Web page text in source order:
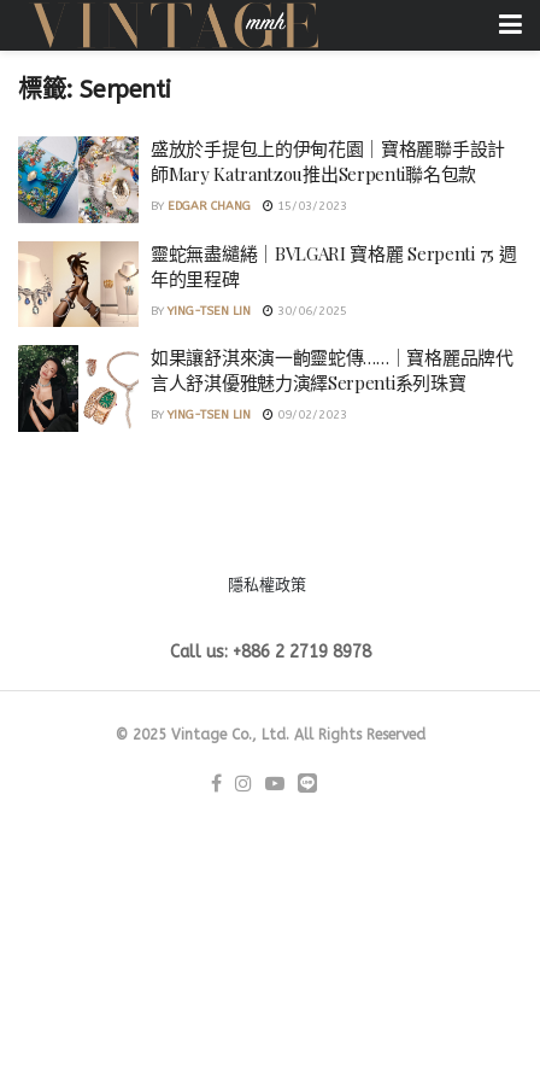
標籤:Serpenti
盛放於手提包上的伊甸花園｜寶格麗聯手設計
師Mary Katrantzou推出Serpenti聯名包款
BY EDGAR CHANG 15/03/2023
靈蛇無盡繾綣｜BVLGARI 寶格麗 Serpenti 75 週
年的里程碑
BY YING-TSEN LIN 30/06/2025
如果讓舒淇來演一齣靈蛇傳……｜寶格麗品牌代
言人舒淇優雅魅力演繹Serpenti系列珠寶
BY YING-TSEN LIN 09/02/2023
隱私權政策
Call us: +886 2 2719 8978
© 2025 Vintage Co., Ltd. All Rights Reserved